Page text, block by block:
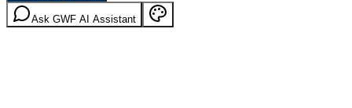
Ask GWF AI Assistant